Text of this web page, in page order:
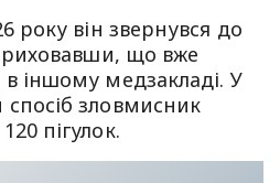
року він звернувся до
що вже
іншому медзакладі. У
зловмисник
пігулок.